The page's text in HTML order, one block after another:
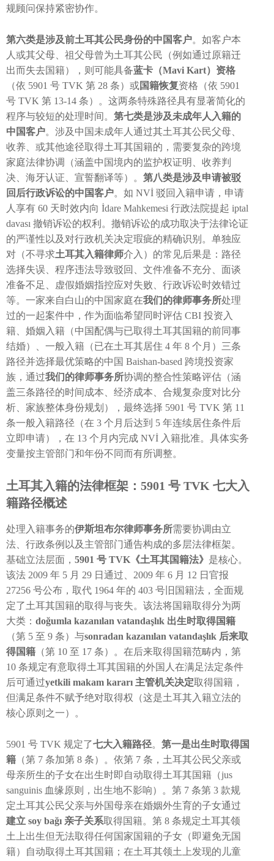
规顾问保持紧密协作。
第六类是涉及前土耳其公民身份的中国客户。如客户本
人或其父母、祖父母曾为土耳其公民（例如通过原籍迁
出而失去国籍），则可能具备蓝卡（Mavi Kart）资格
（依 5901 号 TVK 第 28 条）或国籍恢复资格（依 5901
号 TVK 第 13-14 条）。这两条特殊路径具有显著简化的
程序与较短的处理时间。 第七类是涉及未成年人入籍的
中国客户。涉及中国未成年人通过其土耳其公民父母、
收养、或其他途径取得土耳其国籍的，需要复杂的跨境
家庭法律协调（涵盖中国境内的监护权证明、收养判
决、海牙认证、宣誓翻译等）。 第八类是涉及申请被驳
回后行政诉讼的中国客户。如 NVİ 驳回入籍申请，申请
人享有 60 天时效内向 İdare Mahkemesi 行政法院提起 iptal
davası 撤销诉讼的权利。撤销诉讼的成功取决于法律论证
的严谨性以及对行政机关决定瑕疵的精确识别。单独应
对（不寻求土耳其入籍律师介入）的常见后果是：路径
选择失误、程序违法导致驳回、文件准备不充分、面谈
准备不足、虚假婚姻指控应对失败、行政诉讼时效错过
等。一家来自白山的中国家庭在我们的律师事务所处理
过的一起案件中，作为面临希望同时评估 CBI 投资入
籍、婚姻入籍（中国配偶与已取得土耳其国籍的前同事
结婚）、一般入籍（已在土耳其居住 4 年 8 个月）三条
路径并选择最优策略的中国 Baishan-based 跨境投资家
族，通过我们的律师事务所协调的整合性策略评估（涵
盖三条路径的时间成本、经济成本、合规复杂度对比分
析、家族整体身份规划），最终选择 5901 号 TVK 第 11
条一般入籍路径（在 3 个月后达到 5 年连续居住条件后
立即申请），在 13 个月内完成 NVİ 入籍批准。具体实务
变量按主管部门和年份不同而有所调整。
土耳其入籍的法律框架：5901 号 TVK 七大入
籍路径概述
处理入籍事务的伊斯坦布尔律师事务所需要协调由立
法、行政条例以及主管部门通告构成的多层法律框架。
基础立法层面， 5901 号 TVK《土耳其国籍法》 是核心。
该法 2009 年 5 月 29 日通过、2009 年 6 月 12 日官报
27256 号公布，取代 1964 年的 403 号旧国籍法，全面规
定了土耳其国籍的取得与丧失。该法将国籍取得分为两
大类： doğumla kazanılan vatandaşlık 出生时取得国籍
（第 5 至 9 条）与sonradan kazanılan vatandaşlık 后来取
得国籍 （第 10 至 17 条）。在后来取得国籍范畴内，第
10 条规定有意取得土耳其国籍的外国人在满足法定条件
后可通过yetkili makam kararı 主管机关决定取得国籍，
但满足条件不赋予绝对取得权（这是土耳其入籍立法的
核心原则之一）。
5901 号 TVK 规定了七大入籍路径。 第一是出生时取得国
籍 （第 7 条加第 8 条）。依第 7 条，土耳其公民父亲或
母亲所生的子女在出生时即自动取得土耳其国籍（jus
sanguinis 血缘原则，出生地不影响）。第 7 条第 3 款规
定土耳其公民父亲与外国母亲在婚姻外生育的子女通过
建立 soy bağı 亲子关系取得国籍。第 8 条规定土耳其领
土上出生但无法取得任何国家国籍的子女（即避免无国
籍）自动取得土耳其国籍；在土耳其领土上发现的儿童